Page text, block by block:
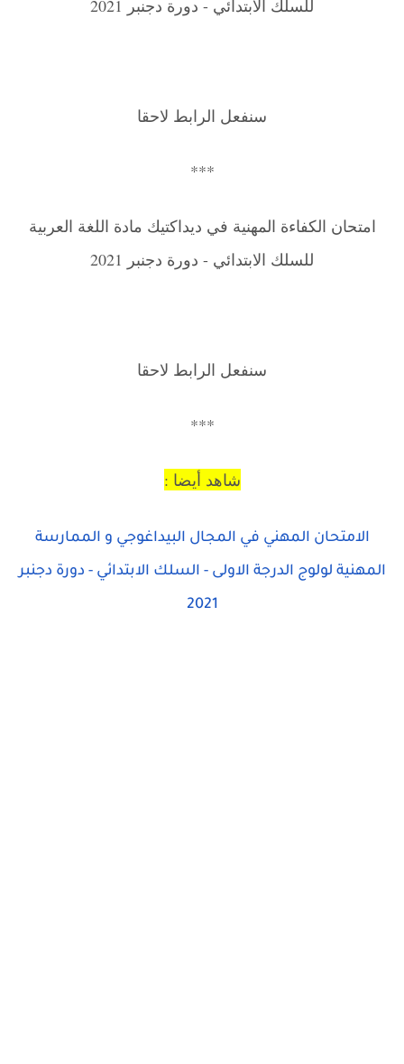
للسلك الابتدائي - دورة دجنبر 2021
سنفعل الرابط لاحقا
***
امتحان الكفاءة المهنية في ديداكتيك مادة اللغة العربية
للسلك الابتدائي - دورة دجنبر 2021
سنفعل الرابط لاحقا
***
شاهد أيضا :
الامتحان المهني في المجال البيداغوجي و الممارسة
المهنية لولوج الدرجة الاولى - السلك الابتدائي - دورة دجنبر
2021